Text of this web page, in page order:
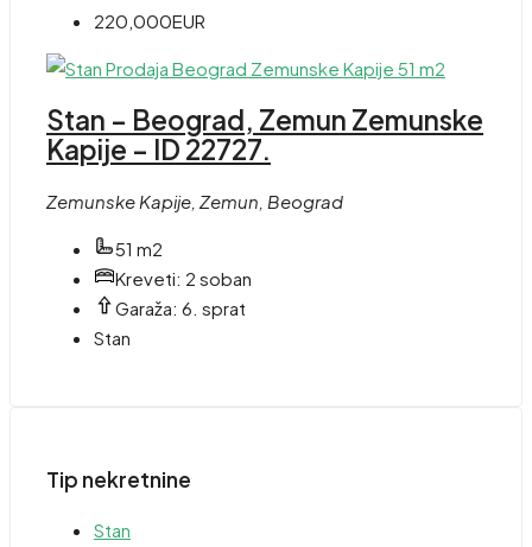
220,000EUR
Stan – Beograd, Zemun Zemunske
Kapije – ID 22727.
Zemunske Kapije, Zemun, Beograd
51 m2
Kreveti: 2 soban
Garaža: 6. sprat
Stan
Tip nekretnine
Stan